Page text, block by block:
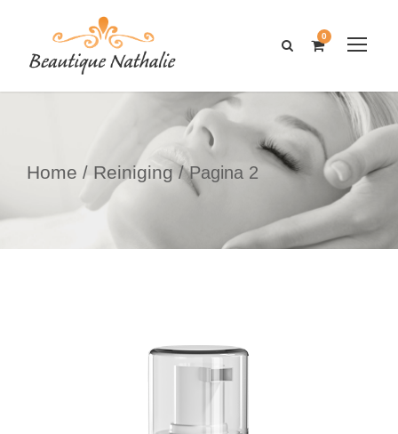
0
Home / Reiniging / Pagina 2